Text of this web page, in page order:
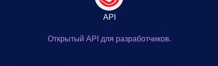
Открытый API для разработчиков.
API